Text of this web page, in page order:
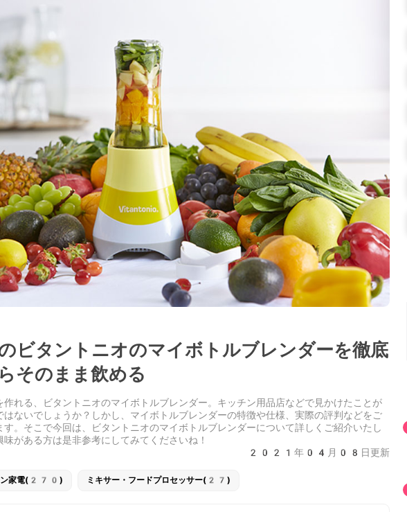
ビタントニオのマイボトルブレンダーを徹底
そのまま飲める
れる、ビタントニオのマイボトルブレンダー。キッチン用品店などで見かけたことが
はないでしょうか？しかし、マイボトルブレンダーの特徴や仕様、実際の評判などをご
。そこで今回は、ビタントニオのマイボトルブレンダーについて詳しくご紹介いたし
がある方は是非参考にしてみてくださいね！
2021年04月08日更新
ン家電(270) ミキサー・フードプロセッサー(27)